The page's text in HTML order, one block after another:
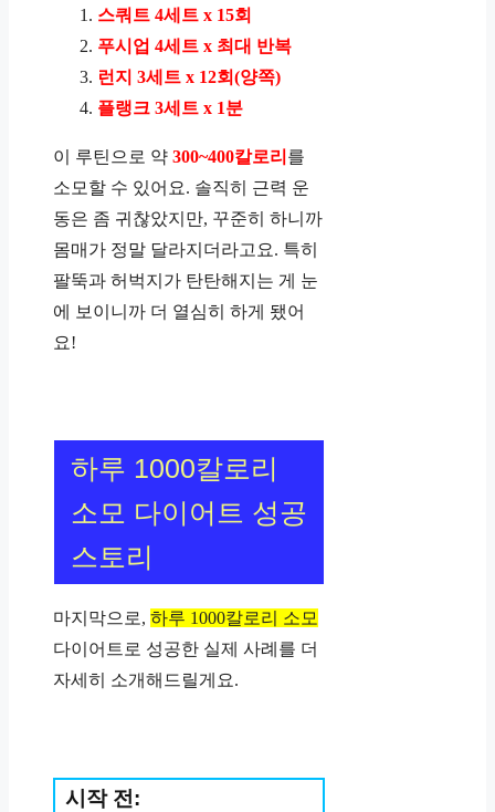
스쿼트 4세트 x 15회
푸시업 4세트 x 최대 반복
런지 3세트 x 12회(양쪽)
플랭크 3세트 x 1분
이 루틴으로 약 300~400칼로리 를
소모할 수 있어요. 솔직히 근력 운
동은 좀 귀찮았지만, 꾸준히 하니까
몸매가 정말 달라지더라고요. 특히
팔뚝과 허벅지가 탄탄해지는 게 눈
에 보이니까 더 열심히 하게 됐어
요!
하루 1000칼로리
소모 다이어트 성공
스토리
마지막으로, 하루 1000칼로리 소모
다이어트로 성공한 실제 사례를 더
자세히 소개해드릴게요.
시작 전: